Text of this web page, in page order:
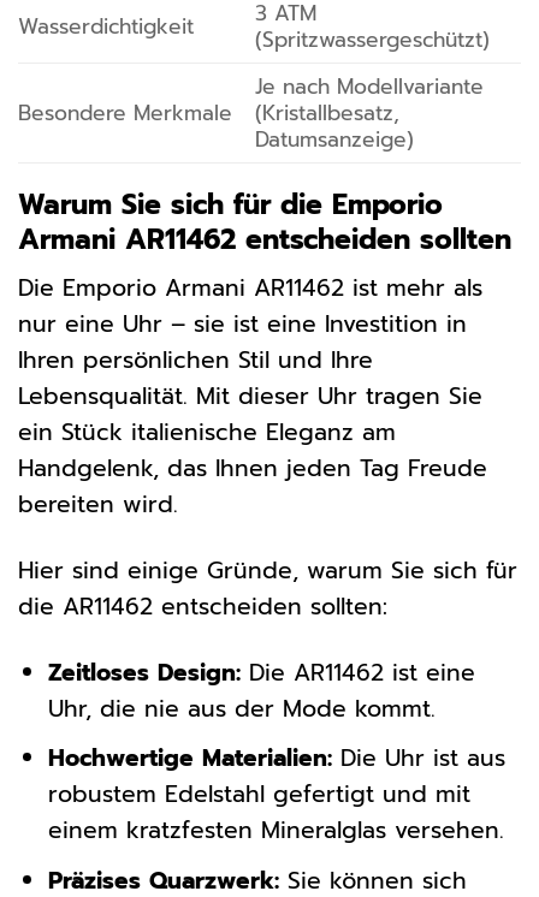
Wasserdichtigkeit
3 ATM
(Spritzwassergeschützt)
Besondere Merkmale
Je nach Modellvariante
(Kristallbesatz,
Datumsanzeige)
Warum Sie sich für die Emporio
Armani AR11462 entscheiden sollten
Die Emporio Armani AR11462 ist mehr als
nur eine Uhr – sie ist eine Investition in
Ihren persönlichen Stil und Ihre
Lebensqualität. Mit dieser Uhr tragen Sie
ein Stück italienische Eleganz am
Handgelenk, das Ihnen jeden Tag Freude
bereiten wird.
Hier sind einige Gründe, warum Sie sich für
die AR11462 entscheiden sollten:
Zeitloses Design:Die AR11462 ist eine
Uhr, die nie aus der Mode kommt.
Hochwertige Materialien:Die Uhr ist aus
robustem Edelstahl gefertigt und mit
einem kratzfesten Mineralglas versehen.
Präzises Quarzwerk:Sie können sich